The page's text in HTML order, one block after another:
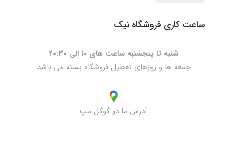
ساعت کاری فروشگاه نیک
شنبه تا پنجشنبه ساعت های ۱۰ الی ۲۰:۳۰
جمعه ها و روزهای تعطیل فروشگاه بسته می باشد
آدرس ما در گوگل مپ